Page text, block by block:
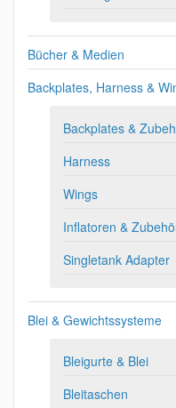
Bücher & Medien
Backplates, Harness &
Backplates &
Harness
Wings
Inflatoren &
Singletank Adapter
Blei & Gewichtssysteme
Bleigurte & Blei
Bleitaschen